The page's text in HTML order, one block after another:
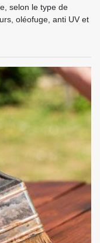
selon le type de
oléofuge, anti UV et